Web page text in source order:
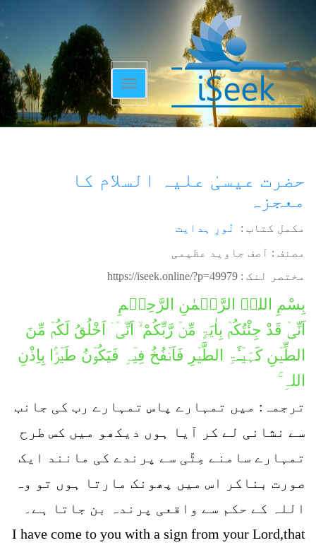
Toggle
navigation
حضرت عیسیٰ علیہ السلام کا
معجزہ
مکمل کتاب : نُورِ ہدایت
مصنف : آصف جاوید عظیمی
مختصر لنک : https://iseek.online/?p=49979
بِسْمِ اللہِ الرَّحۡمٰنِ الرَّحِیۡمِ
اَنِّیۡ قَدْ جِئْتُكُمۡ بِاٰیَۃٍ مِّنۡ رَّبِّكُمْ ۙ اَنِّیۡۤ اَخْلُقُ لَكُمۡ مِّنَ
الطِّیۡنِ کَہَیۡـَٔۃِ الطَّیۡرِ فَاَنۡفُخُ فِیۡہِ فَیَكُوۡنُ طَیۡرًۢا بِاِذْنِ
اللہِ ۚ
ترجمہ: میں تمہارے پاس تمہارے رب کی جانب
سے نشانی لے کر آیا ہوں دیکھو میں کس طرح
تمہارے سامنے مِٹّی سے پرندے کی مانند ایک
صورت بناکر اس میں پھونک مارتا ہوں تو وہ
اللہ کے حکم سے واقعی پرندہ بن جاتا ہے۔
I have come to you with a sign from your Lord,that